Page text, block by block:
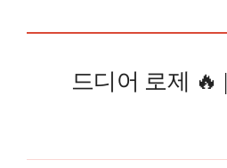
드디어 로제